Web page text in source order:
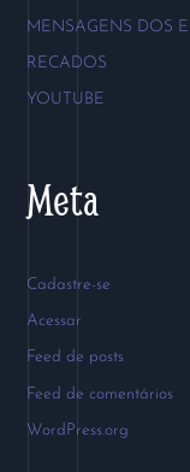
MENSAGENS DOS
RECADOS
YOUTUBE
Meta
Cadastre-se
Acessar
Feed de posts
Feed de comentários
WordPress.org